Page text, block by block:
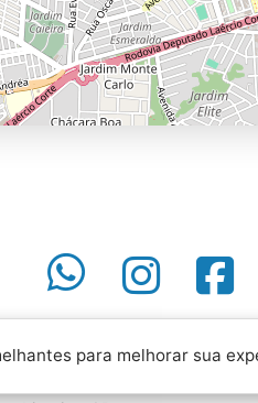
para melhorar sua